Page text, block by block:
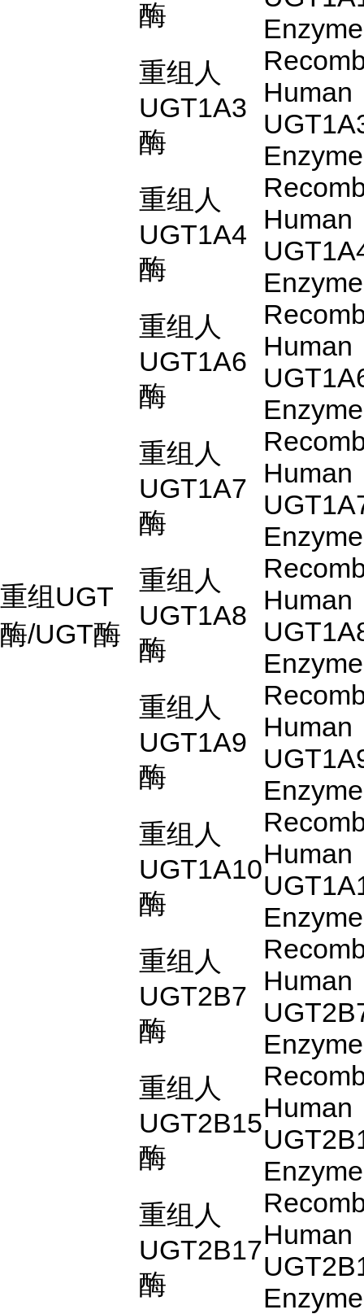
重组UGT
酶/UGT酶
酶
Enzyme
重组人
UGT1A3
酶
Human
Enzyme
重组人
UGT1A4
酶
Human
Enzyme
重组人
UGT1A6
酶
Human
Enzyme
重组人
UGT1A7
酶
Human
Enzyme
重组人
UGT1A8
酶
Human
Enzyme
重组人
UGT1A9
酶
Human
Enzyme
重组人
UGT1A10
酶
Human
Enzyme
重组人
UGT2B7
酶
Human
Enzyme
重组人
UGT2B15
酶
Human
Enzyme
重组人
UGT2B17
酶
Human
Enzyme